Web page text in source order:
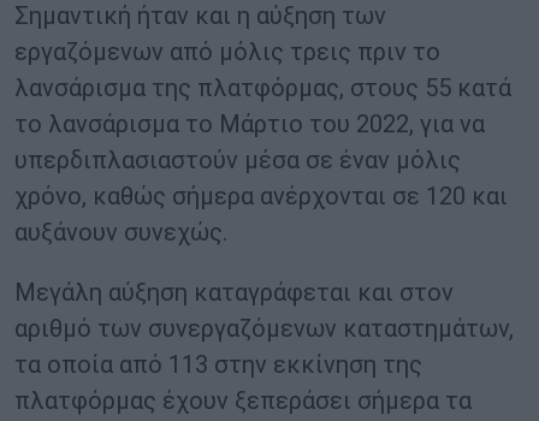
Σημαντική ήταν και η αύξηση των
εργαζόμενων από μόλις τρεις πριν το
λανσάρισμα της πλατφόρμας, στους 55 κατά
το λανσάρισμα το Μάρτιο του 2022, για να
υπερδιπλασιαστούν μέσα σε έναν μόλις
χρόνο, καθώς σήμερα ανέρχονται σε 120 και
αυξάνουν συνεχώς.
Μεγάλη αύξηση καταγράφεται και στον
αριθμό των συνεργαζόμενων καταστημάτων,
τα οποία από 113 στην εκκίνηση της
πλατφόρμας έχουν ξεπεράσει σήμερα τα